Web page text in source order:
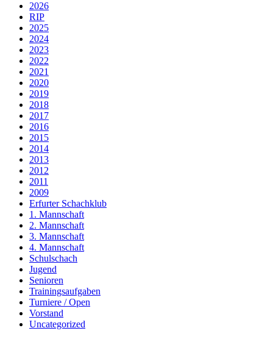
2026
RIP
2025
2024
2023
2022
2021
2020
2019
2018
2017
2016
2015
2014
2013
2012
2011
2009
Erfurter Schachklub
1. Mannschaft
2. Mannschaft
3. Mannschaft
4. Mannschaft
Schulschach
Jugend
Senioren
Trainingsaufgaben
Turniere / Open
Vorstand
Uncategorized